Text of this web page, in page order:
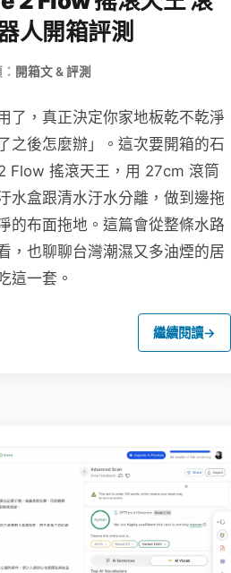
人開箱評測
開箱文 & 評測
了，真正決定你家地板乾不乾淨
之後怎麼辦」。這次要開箱的石
Flow 搖滾天王，用 27cm 滾筒
水盒跟清水汙水分離，做到邊拖
的布面拖地。這篇會從整條水路
，也聊聊台灣潮濕又多油煙的居
這一套。
繼續閱讀→